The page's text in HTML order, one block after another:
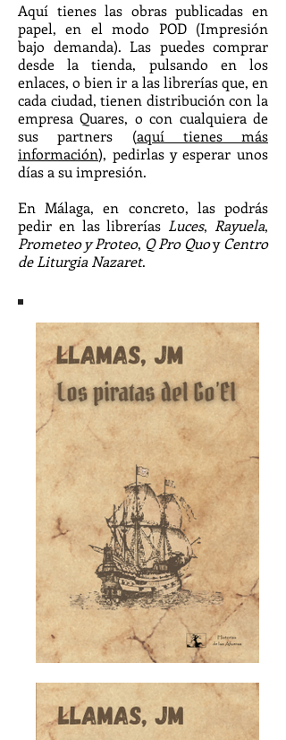
Aquí tienes las obras publicadas en
papel, en el modo POD (Impresión
bajo demanda). Las puedes comprar
desde la tienda, pulsando en los
enlaces, o bien ir a las librerías que, en
cada ciudad, tienen distribución con la
empresa Quares, o con cualquiera de
sus partners (aquí tienes más
información), pedirlas y esperar unos
días a su impresión.
En Málaga, en concreto, las podrás
pedir en las librerías Luces, Rayuela,
Prometeo y Proteo, Q Pro QuoyCentro
de Liturgia Nazaret.